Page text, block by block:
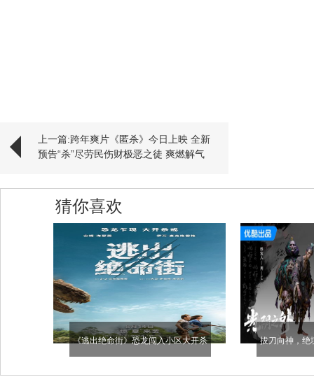
上一篇:跨年爽片《匿杀》今日上映 全新
预告“杀”尽劳民伤财极恶之徒 爽燃解气
猜你喜欢
《逃出绝命街》恐龙闯入小区大开杀
戒！安妮·海瑟薇极限逃生
拔刀向神，绝
《光阴